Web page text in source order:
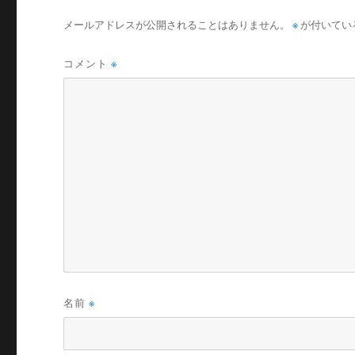
メールアドレスが公開されることはありません。 ※ が付いて
コメント※
名前※